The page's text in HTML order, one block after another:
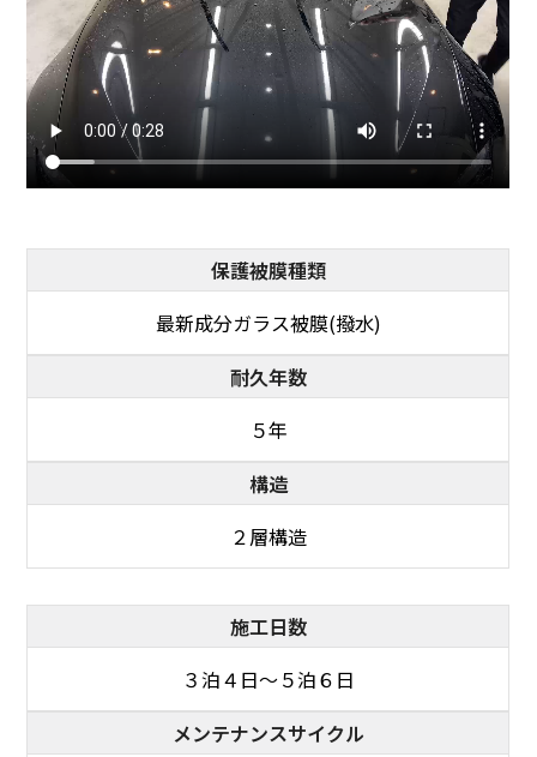
保護被膜種類
最新成分ガラス被膜(撥水)
耐久年数
５年
構造
２層構造
施工日数
３泊４日～５泊６日
メンテナンスサイクル